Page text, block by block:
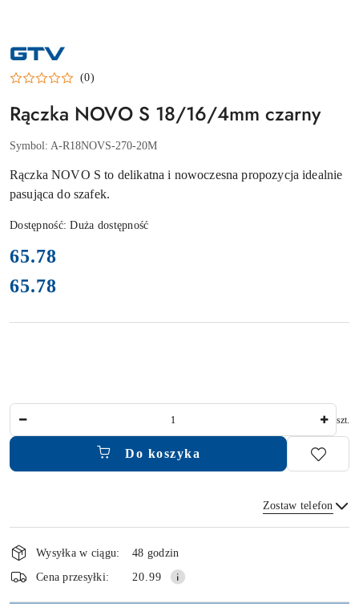
NAZWA
PRODUCENTA:
GTV
(0)
Rączka NOVO S 18/16/4mm czarny
Symbol: A-R18NOVS-270-20M
Rączka NOVO S to delikatna i nowoczesna propozycja idealnie
pasująca do szafek.
Dostępność:Duża dostępność
cena:
65.78
Cena:
65.78
szt.
Do koszyka
Zostaw telefon
Wyślij
Dostępność
i
dostawa
Wysyłka w ciągu:
48 godzin
Cena przesyłki:
20.99